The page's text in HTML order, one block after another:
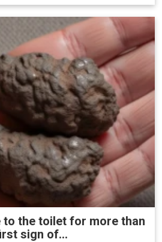
to the toilet for more than
sign of...